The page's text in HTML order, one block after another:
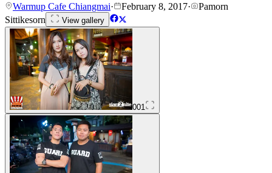
Warmup Cafe Chiangmai· February 8, 2017·
Pamorn
Sittikesorn
View gallery
001